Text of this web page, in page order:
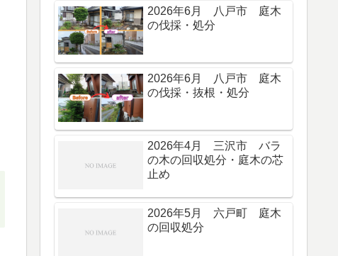
2026年6月 八戸市 庭木
の伐採・処分
2026年6月 八戸市 庭木
の伐採・抜根・処分
2026年4月 三沢市 バラ
の木の回収処分・庭木の芯
止め
2026年5月 六戸町 庭木
の回収処分